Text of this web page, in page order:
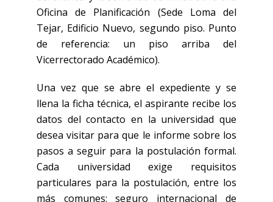
Oficina de Planificación (Sede Loma del
Tejar, Edificio Nuevo, segundo piso. Punto
de referencia: un piso arriba del
Vicerrectorado Académico).
Una vez que se abre el expediente y se
llena la ficha técnica, el aspirante recibe los
datos del contacto en la universidad que
desea visitar para que le informe sobre los
pasos a seguir para la postulación formal.
Cada universidad exige requisitos
particulares para la postulación, entre los
más comunes: seguro internacional de